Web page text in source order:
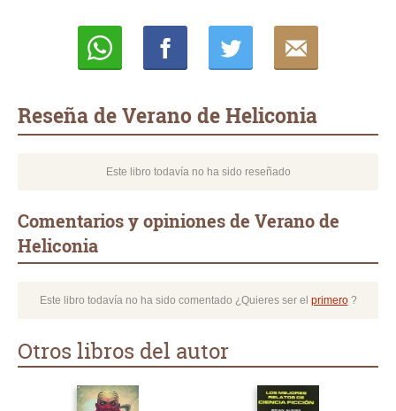
Reseña de Verano de Heliconia
Este libro todavía no ha sido reseñado
Comentarios y opiniones de Verano de
Heliconia
Este libro todavía no ha sido comentado ¿Quieres ser el primero?
Otros libros del autor